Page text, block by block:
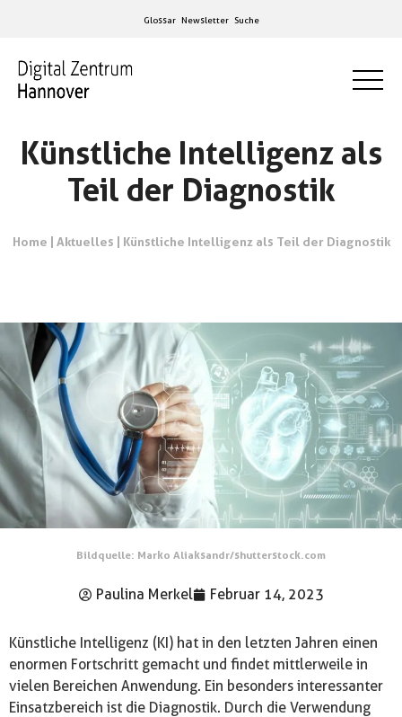
Glossar Newsletter Suche
Künstliche Intelligenz als
Teil der Diagnostik
Home | Aktuelles | Künstliche Intelligenz als Teil der Diagnostik
Bildquelle: Marko Aliaksandr/shutterstock.com
Paulina Merkel Februar 14, 2023
Künstliche Intelligenz (KI) hat in den letzten Jahren einen
enormen Fortschritt gemacht und findet mittlerweile in
vielen Bereichen Anwendung. Ein besonders interessanter
Einsatzbereich ist die Diagnostik. Durch die Verwendung